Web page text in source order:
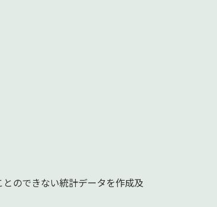
のできない統計データを作成及